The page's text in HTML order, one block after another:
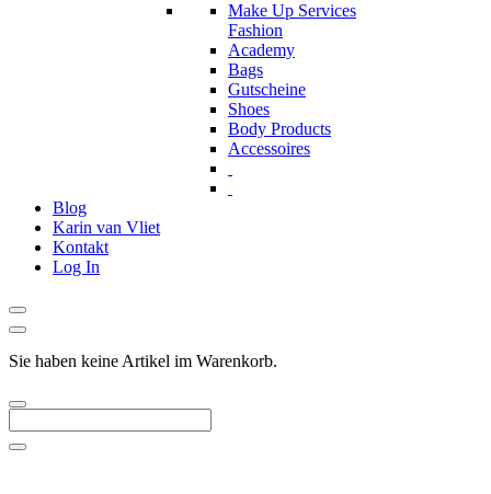
Make Up Services
Fashion
Academy
Bags
Gutscheine
Shoes
Body Products
Accessoires
Blog
Karin van Vliet
Kontakt
Log In
Sie haben keine Artikel im Warenkorb.